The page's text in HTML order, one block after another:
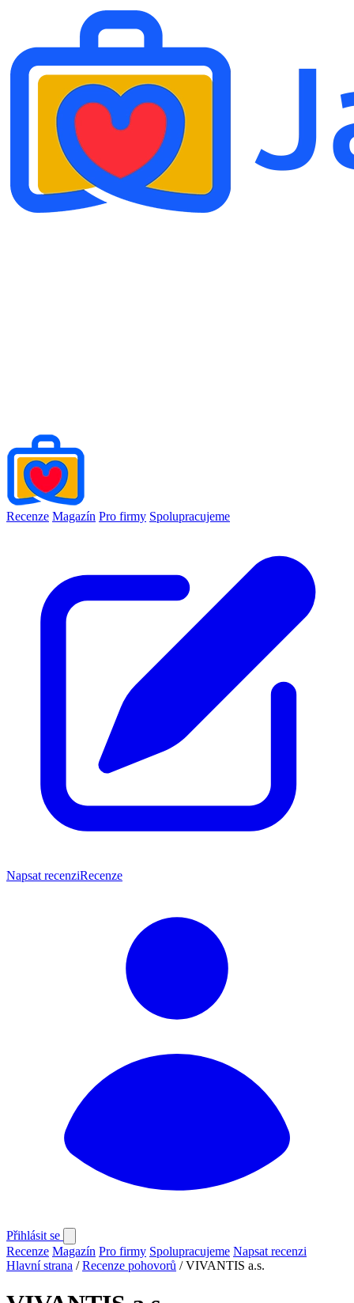
Recenze Magazín Pro firmy Spolupracujeme
Napsat recenziRecenze
Přihlásit se
Recenze Magazín Pro firmy Spolupracujeme Napsat recenzi
Hlavní strana / Recenze pohovorů / VIVANTIS a.s.